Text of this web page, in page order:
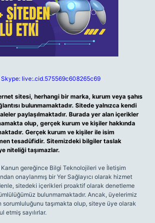
Skype: live:.cid.575569c608265c69
sitesi, herhangi bir marka, kurum veya şahıs
bulunmamaktadır. Sitede yalnızca kendi
paylaşılmaktadır. Burada yer alan içerikler
olup, gerçek kurum ve kişiler hakkında
Gerçek kurum ve kişiler ile isim
tesadüfidir. Sitemizdeki bilgiler taslak
niteliği taşımazlar.
Kanun gereğince Bilgi Teknolojileri ve İletişim
onaylanmış bir Yer Sağlayıcı olarak hizmet
sitedeki içerikleri proaktif olarak denetleme
bulunmamaktadır. Ancak, üyelerimiz
sorumluluğunu taşımakta olup, siteye üye olarak
etmiş sayılırlar.